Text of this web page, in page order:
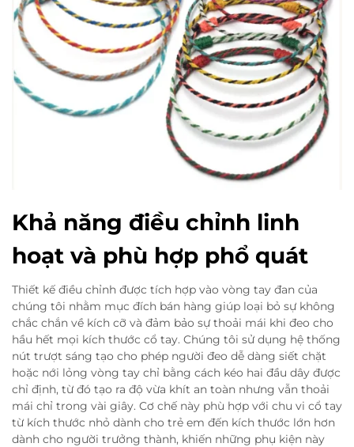
Khả năng điều chỉnh linh
hoạt và phù hợp phổ quát
Thiết kế điều chỉnh được tích hợp vào vòng tay đan của
chúng tôi nhằm mục đích bán hàng giúp loại bỏ sự không
chắc chắn về kích cỡ và đảm bảo sự thoải mái khi đeo cho
hầu hết mọi kích thước cổ tay. Chúng tôi sử dụng hệ thống
nút trượt sáng tạo cho phép người đeo dễ dàng siết chặt
hoặc nới lỏng vòng tay chỉ bằng cách kéo hai đầu dây được
chỉ định, từ đó tạo ra độ vừa khít an toàn nhưng vẫn thoải
mái chỉ trong vài giây. Cơ chế này phù hợp với chu vi cổ tay
từ kích thước nhỏ dành cho trẻ em đến kích thước lớn hơn
dành cho người trưởng thành, khiến những phụ kiện này